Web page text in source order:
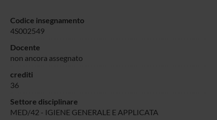
Codice insegnamento
4S002549
Docente
non ancora assegnato
crediti
36
Settore disciplinare
MED/42 - IGIENE GENERALE E APPLICATA